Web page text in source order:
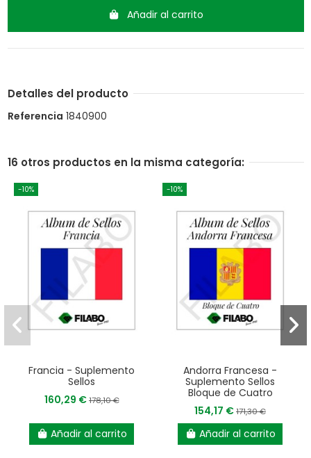
Añadir al carrito
Detalles del producto
Referencia 1840900
16 otros productos en la misma categoría:
-10%
Francia - Suplemento
Sellos
160,29 €178,10 €
Añadir al carrito
-10%
Andorra Francesa -
Suplemento Sellos
Bloque de Cuatro
154,17 €171,30 €
Añadir al carrito